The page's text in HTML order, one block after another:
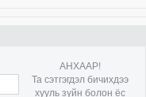
АНХААР!
Та сэтгэгдэл бичихдээ
хууль зүйн болон ёс